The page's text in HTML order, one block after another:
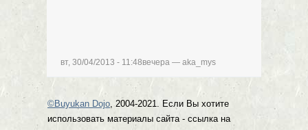
вт, 30/04/2013 - 11:48вечера — aka_mys
©Buyukan Dojo , 2004-2021. Если Вы хотите
использовать материалы сайта - ссылка на